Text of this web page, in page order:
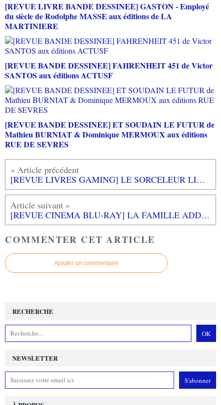
[REVUE LIVRE BANDE DESSINEE] GASTON - Employé
du siècle de Rodolphe MASSE aux éditions de LA
MARTINIERE
[REVUE BANDE DESSINEE] FAHRENHEIT 451 de Victor
SANTOS aux éditions ACTUSF
[REVUE BANDE DESSINEE] ET SOUDAIN LE FUTUR de
Mathieu BURNIAT & Dominique MERMOUX aux éditions
RUE DE SEVRES
[REVUE LIVRES GAMING] LE SORCELEUR LIVRES VI ET VII d'Andrzej SAPKOWSKI aux éditions BRAGELONNE
[REVUE CINEMA BLU-RAY] LA FAMILLE ADDAMS
COMMENTER CET ARTICLE
Ajouter un commentaire
NEWSLETTER
RECHERCHE